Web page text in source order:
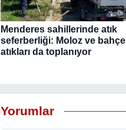
Menderes sahillerinde atık
seferberliği: Moloz ve bahçe
atıkları da toplanıyor
Yorumlar